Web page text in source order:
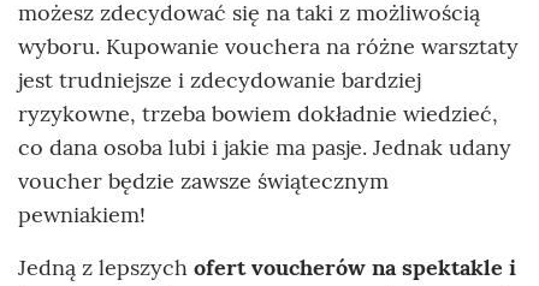
możesz zdecydować się na taki z możliwością
wyboru. Kupowanie vouchera na różne warsztaty
jest trudniejsze i zdecydowanie bardziej
ryzykowne, trzeba bowiem dokładnie wiedzieć,
co dana osoba lubi i jakie ma pasje. Jednak udany
voucher będzie zawsze świątecznym
pewniakiem!
Jedną z lepszych ofert voucherów na spektakle i